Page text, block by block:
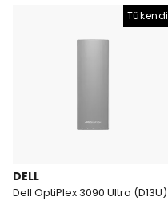
Tükendi
DELL
Dell OptiPlex 3090 Ultra (D13U)